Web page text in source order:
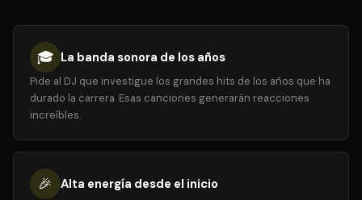
🎓 La banda sonora de los años
Pide al DJ que investigue los grandes hits de los años que ha
durado la carrera. Esas canciones generarán reacciones
increíbles.
🎉 Alta energía desde el inicio